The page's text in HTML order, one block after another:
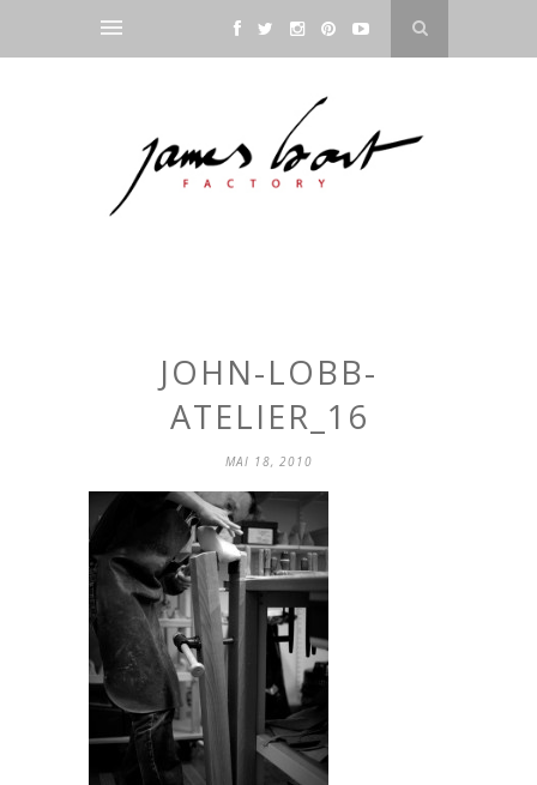
JOHN-LOBB-
ATELIER_16
MAI 18, 2010